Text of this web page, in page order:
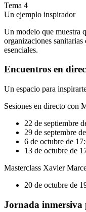
Tema 4
Un ejemplo inspirador
Un modelo que muestra
organizaciones
esenciales.
Encuentros en
Un espacio para
Sesiones en directo con
22 de septiembre
29 de septembre
6 de octubre de
13 de octubre de
Masterclass Xavier
20 de octubre de
Jornada inmersiva